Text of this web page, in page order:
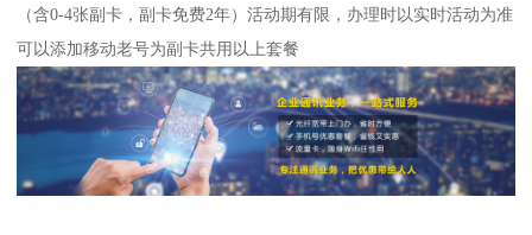
（含0-4张副卡，副卡免费2年）活动期有限，办理时以实时活动为准
可以添加移动老号为副卡共用以上套餐